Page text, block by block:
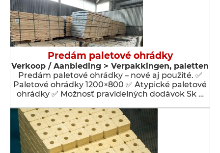
Predám paletové ohrádky
Verkoop / Aanbieding > Verpakkingen, paletten
Predám paletové ohrádky – nové aj použité. ✅
Paletové ohrádky 1200×800 ✅ Atypické paletové
ohrádky ✅ Možnosť pravidelných dodávok Sk …